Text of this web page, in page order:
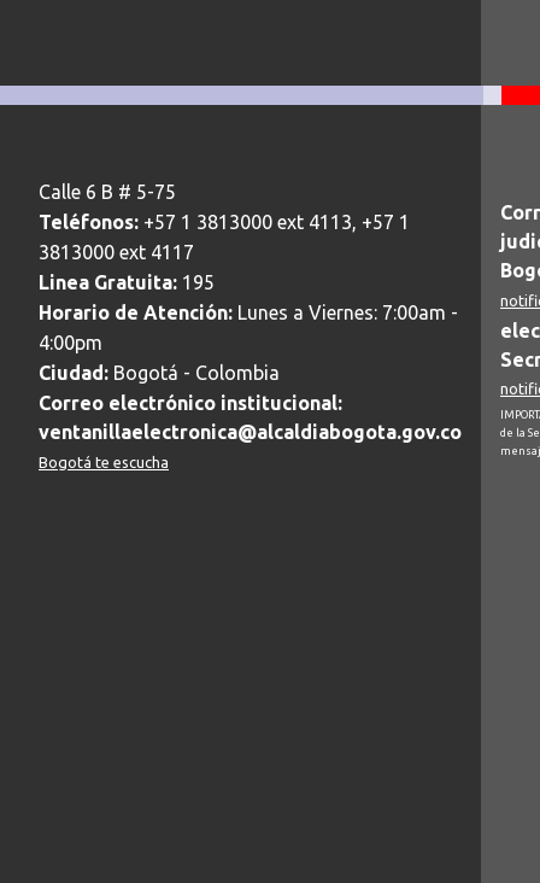
Calle 6 B # 5-75
Teléfonos: +57 1 3813000 ext 4113, +57 1
3813000 ext 4117
Linea Gratuita: 195
Horario de Atención: Lunes a Viernes: 7:00am -
4:00pm
Ciudad: Bogotá - Colombia
Correo electrónico institucional:
ventanillaelectronica@alcaldiabogota.gov.co
Bogotá te escucha
de la